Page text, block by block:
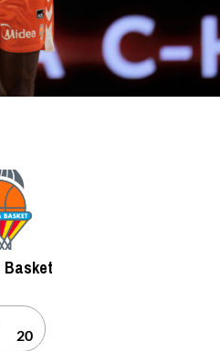
Basket
20
mayores. Vamos creciendo. Tanto así
20 de mayo celebramos nuestro
Y todo crecimiento conlleva
Cambio que...